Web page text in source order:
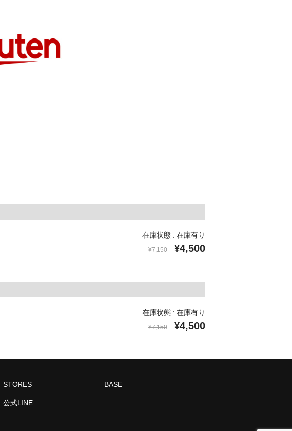
在庫状態 : 在庫有り
¥7,150 ¥4,500
在庫状態 : 在庫有り
¥7,150 ¥4,500
STORES BASE
公式LINE